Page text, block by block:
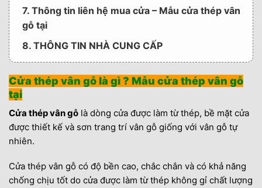
7. Thông tin liên hệ mua cửa – Mẫu cửa thép vân
gỗ tại
8. THÔNG TIN NHÀ CUNG CẤP
Cửa thép vân gỗ là gì ? Mẫu cửa thép vân gỗ
tại
Cửa thép vân gỗ là dòng cửa được làm từ thép, bề mặt cửa
được thiết kế và sơn trang trí vân gỗ giống với vân gỗ tự
nhiên.
Cửa thép vân gỗ có độ bền cao, chắc chắn và có khả năng
chống chịu tốt do cửa được làm từ thép không gỉ chất lượng